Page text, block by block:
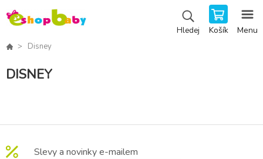
Hledej Košík Menu
Disney
DISNEY
Slevy a novinky e-mailem